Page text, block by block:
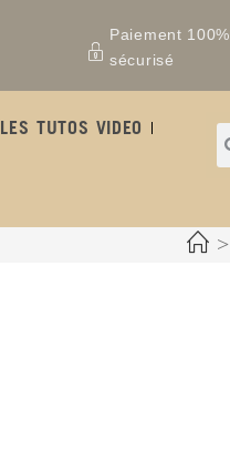
Paiement 100%
sécurisé
LES TUTOS VIDEO
>